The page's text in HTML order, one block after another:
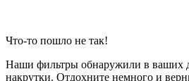
Что-то пошло не так!
Наши фильтры обнаружили в ваших
накрутки. Отдохните немного и